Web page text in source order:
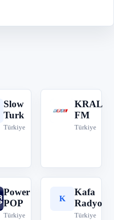
Slow
Turk
Türkiye
K
KRAL
FM
Türkiye
Power
POP
Türkiye
K
Kafa
Radyo
Türkiye